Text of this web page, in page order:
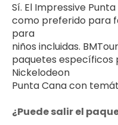
Sí. El Impressive
como preferido para
para
niños incluidas.
paquetes
Nickelodeon
Punta Cana con
¿Puede salir el